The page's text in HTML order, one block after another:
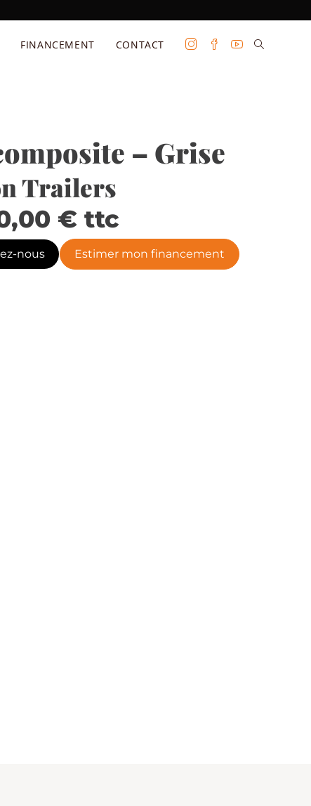
FINANCEMENT CONTACT
– Grise
Trailers
€ ttc
nous Estimer mon financement